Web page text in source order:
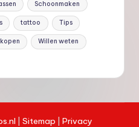
Schoonmaken
tattoo Tips
Willen weten
Sitemap Privacy